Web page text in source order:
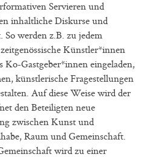
Servieren und
inhaltliche Diskurse und
werden z.B. zu jedem
Künstler*innen
Gastgeber*innen eingeladen,
künstlerische Fragestellungen
Auf diese Weise wird der
den Beteiligten neue
zwischen Kunst und
Raum und Gemeinschaft.
wird zu einer